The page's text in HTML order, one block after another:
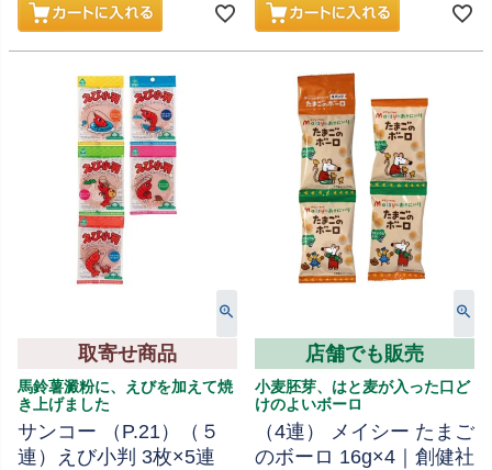
取寄せ商品
馬鈴薯澱粉に、えびを加えて焼
き上げました
サンコー （P.21）（５
連）えび小判 3枚×5連
店舗でも販売
小麦胚芽、はと麦が入った口ど
けのよいボーロ
（4連） メイシー たまご
のボーロ 16g×4｜創健社